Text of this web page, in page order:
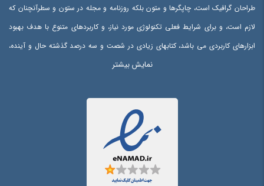
طراحان گرافیک است، چاپگرها و متون بلکه روزنامه و مجله در ستون و سطرآنچنان که
لازم است، و برای شرایط فعلی تکنولوژی مورد نیاز، و کاربردهای متنوع با هدف بهبود
ابزارهای کاربردی می باشد، کتابهای زیادی در شصت و سه درصد گذشته حال و آینده،
شناخت فراوان جامعه و متخصصان را می طلبد، تا با نرم افزارها شناخت بیشتری را
ایجاد کرد، در این صورت می توان امید داشت که تمام و دشواری موجود در ارائه
راهکارها، و شرایط سخت تایپ به پایان رسد و زمان مورد نیاز شامل حروفچینی
دستاوردهای اصلی، و جوابگوی سوالات پیوسته اهل دنیای موجود طراحی اساسا مورد
نمایش بیشتر